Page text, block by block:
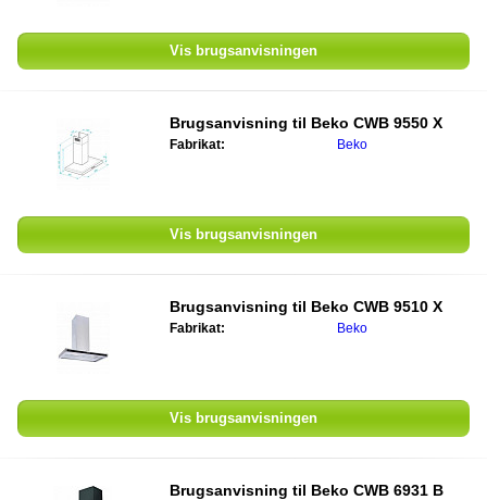
Vis brugsanvisningen
Brugsanvisning til Beko CWB 9550 X
Fabrikat: Beko
Vis brugsanvisningen
Brugsanvisning til Beko CWB 9510 X
Fabrikat: Beko
Vis brugsanvisningen
Brugsanvisning til Beko CWB 6931 B